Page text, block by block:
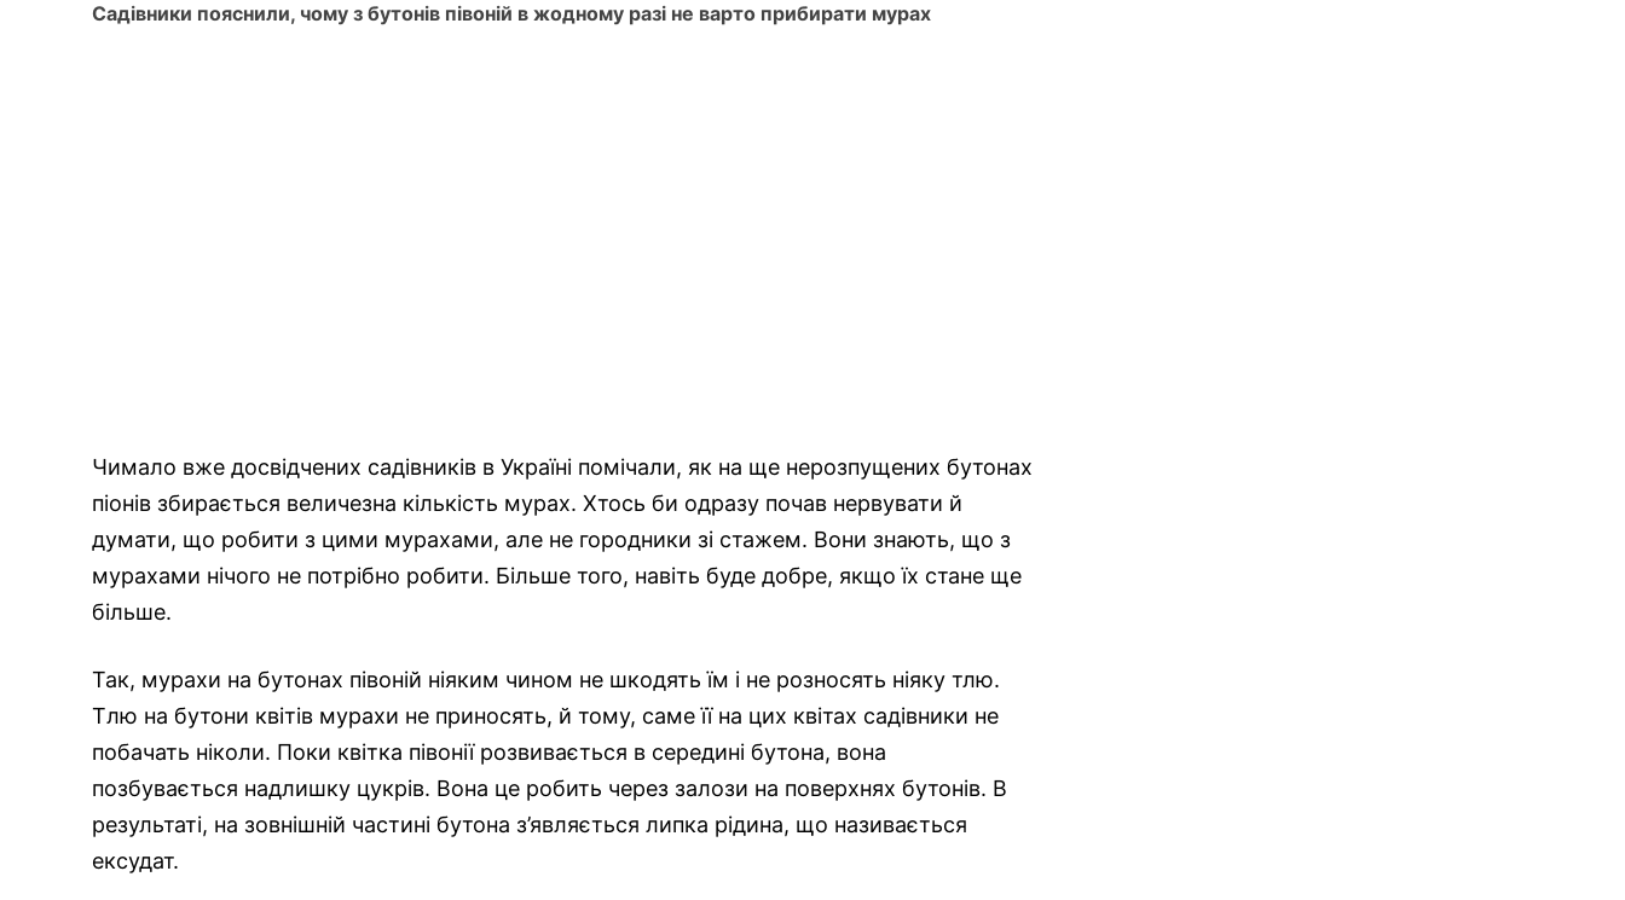
Садівники пояснили, чому з бутонів півоній в жодному разі не варто прибирати мурах
Чимало вже досвідчених садівників в Україні помічали, як на ще нерозпущених бутонах
піонів збирається величезна кількість мурах. Хтось би одразу почав нервувати й
думати, що робити з цими мурахами, але не городники зі стажем. Вони знають, що з
мурахами нічого не потрібно робити. Більше того, навіть буде добре, якщо їх стане ще
більше.
Так, мурахи на бутонах півоній ніяким чином не шкодять їм і не розносять ніяку тлю.
Тлю на бутони квітів мурахи не приносять, й тому, саме її на цих квітах садівники не
побачать ніколи. Поки квітка півонії розвивається в середині бутона, вона
позбувається надлишку цукрів. Вона це робить через залози на поверхнях бутонів. В
результаті, на зовнішній частині бутона з’являється липка рідина, що називається
ексудат.